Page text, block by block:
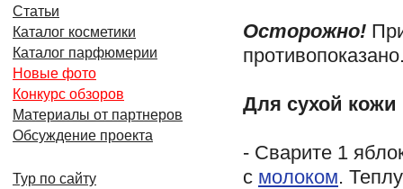
Осторожно!
Для сухой кожи
- Сварите 1
с молоком.
Статьи
Каталог косметики
Каталог парфюмерии
Новые фото
Конкурс обзоров
Материалы от партнеров
Обсуждение проекта
Тур по сайту